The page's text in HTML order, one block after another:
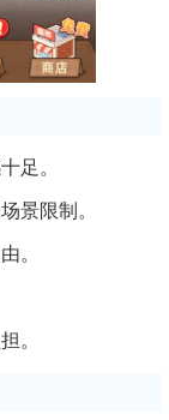
足。
景限制。
。
。